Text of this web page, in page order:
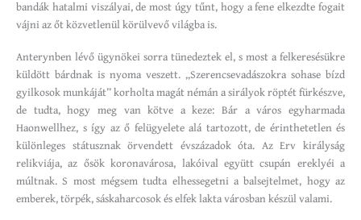
bandák hatalmi viszályai, de most úgy tűnt, hogy a fene elkezdte fogait
vájni az őt közvetlenül körülvevő világba is.
Anterynben lévő ügynökei sorra tünedeztek el, s most a felkeresésükre
küldött bárdnak is nyoma veszett. „Szerencsevadászokra sohase bízd
gyilkosok munkáját” korholta magát némán a sirályok röptét fürkészve,
de tudta, hogy meg van kötve a keze: Bár a város egyharmada
Haonwellhez, s így az ő felügyelete alá tartozott, de érinthetetlen és
különleges státusznak örvendett évszázadok óta. Az Erv királyság
relikviája, az ősök koronavárosa, lakóival együtt csupán ereklyéi a
múltnak. S most mégsem tudta elhessegetni a balsejtelmet, hogy az
emberek, törpék, sáskaharcosok és elfek lakta városban készül valami.